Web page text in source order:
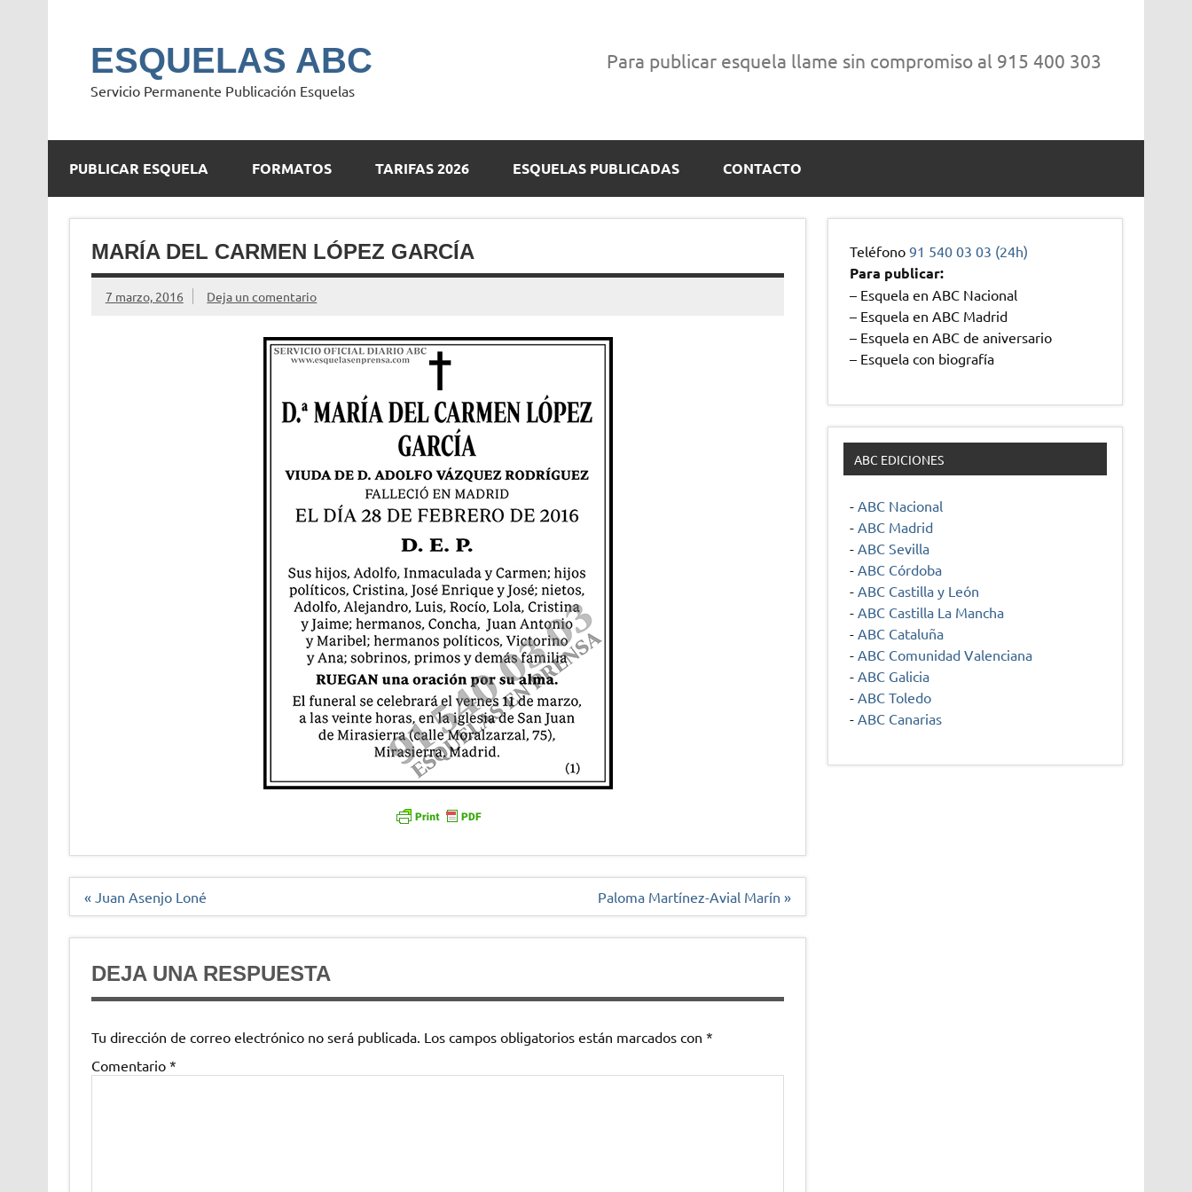
ESQUELAS ABC
Servicio Permanente Publicación Esquelas
Para publicar esquela llame sin compromiso al 915 400 303
PUBLICAR ESQUELA FORMATOS TARIFAS 2026 ESQUELAS PUBLICADAS CONTACTO
MARÍA DEL CARMEN LÓPEZ GARCÍA
7 marzo, 2016 Deja un comentario
Navegación
« Juan Asenjo Loné Paloma Martínez-Avial Marín »
DEJA UNA RESPUESTA
Tu dirección de correo electrónico no será publicada. Los campos obligatorios están marcados con *
Comentario *
Teléfono91 540 03 03 (24h)
Para publicar:
– Esquela en ABC Nacional
– Esquela en ABC Madrid
– Esquela en ABC de aniversario
– Esquela con biografía
ABC EDICIONES
- ABC Nacional
- ABC Madrid
- ABC Sevilla
- ABC Córdoba
- ABC Castilla y León
- ABC Castilla La Mancha
- ABC Cataluña
- ABC Comunidad Valenciana
- ABC Galicia
- ABC Toledo
- ABC Canarias